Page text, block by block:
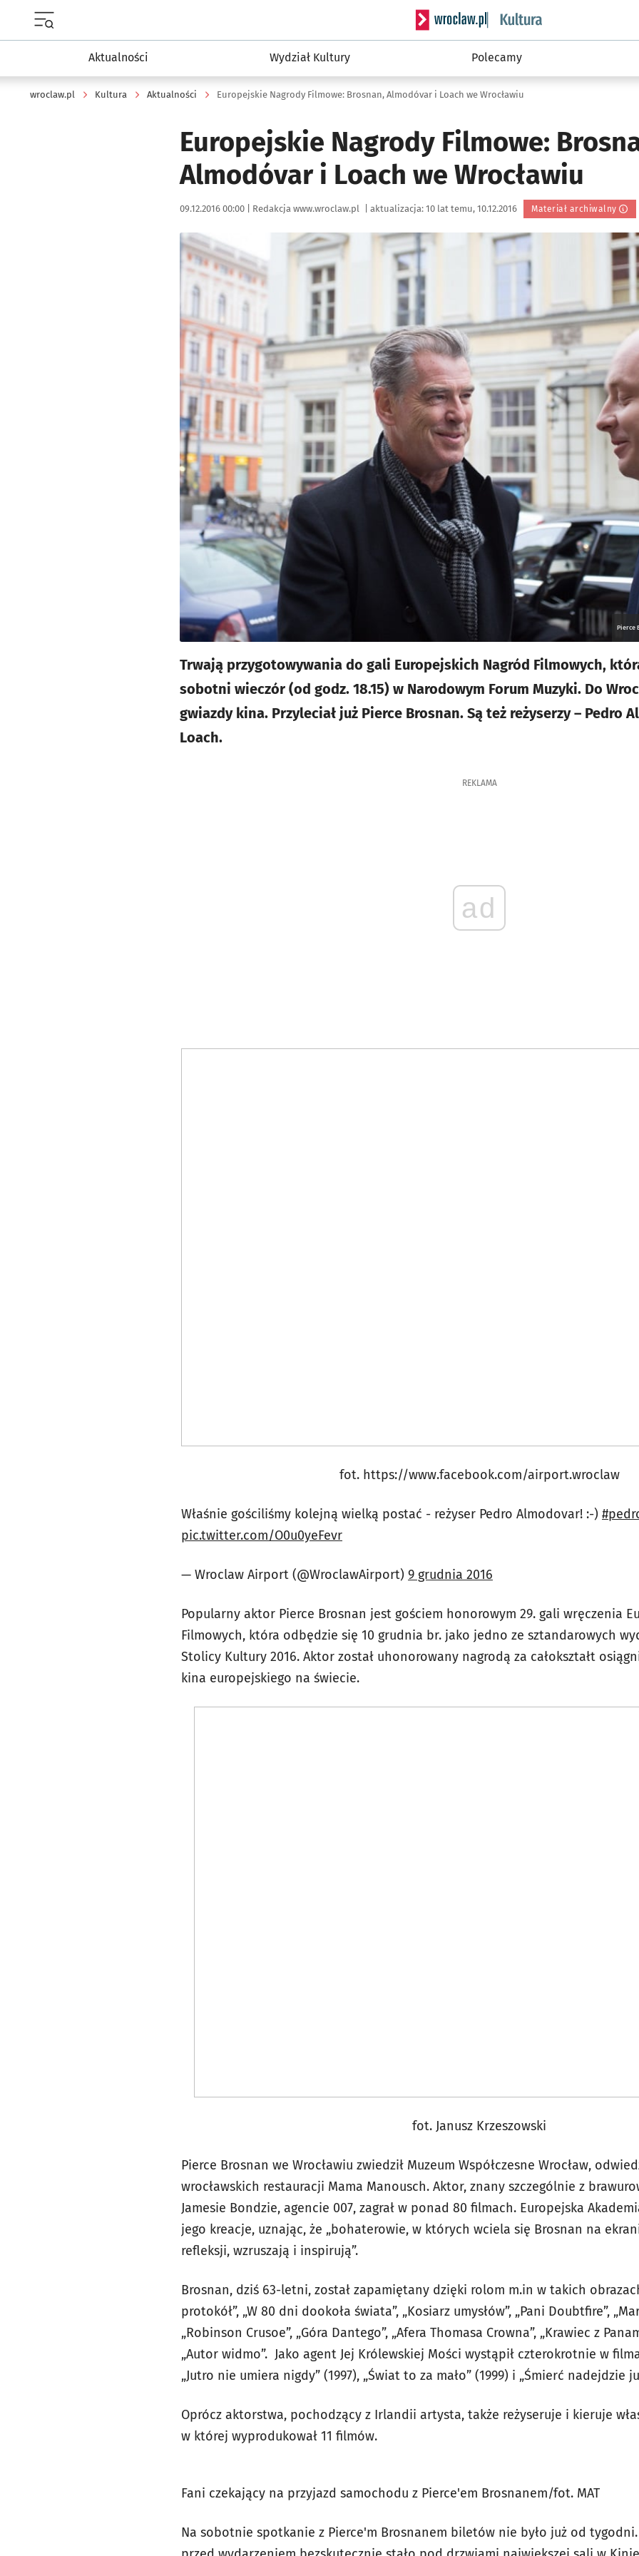
Serwis informacyjny wroclaw.pl podserwis:
Aktualności Wydział Kultury Polecamy
wroclaw.pl Kultura Aktualności Europejskie Nagrody Filmowe: Brosnan, Almodóvar i Loach we Wrocławiu
Europejskie Nagrody Filmowe:
Almodóvar i Loach we Wrocławiu
Data publikacji:
09.12.2016 00:00 | Autor:
Redakcja www.wroclaw.pl aktualizacja: 10 lat temu, 10.12.2016 Materiał archiwalny
Kliknij, aby powiększyć
Pierce
Trwają przygotowywania do gali Europejskich Nagród Filmowych,
sobotni wieczór (od godz. 18.15) w Narodowym Forum Muzyki. Do
gwiazdy kina. Przyleciał już Pierce Brosnan. Są też reżyserzy – Pedro
Loach.
REKLAMA
ad
fot. https://www.facebook.com/airport.wroclaw
Właśnie gościliśmy kolejną wielką postać - reżyser Pedro Almodovar! :-)
pic.twitter.com/O0u0yeFevr
— Wroclaw Airport (@WroclawAirport) 9 grudnia 2016
Popularny aktor Pierce Brosnan jest gościem honorowym 29. gali wręczenia
Filmowych, która odbędzie się 10 grudnia br. jako jedno ze sztandarowych
Stolicy Kultury 2016. Aktor został uhonorowany nagrodą za całokształt
kina europejskiego na świecie.
fot. Janusz Krzeszowski
Pierce Brosnan we Wrocławiu zwiedził Muzeum Współczesne Wrocław,
wrocławskich restauracji Mama Manousch. Aktor, znany szczególnie z
Jamesie Bondzie, agencie 007, zagrał w ponad 80 filmach. Europejska
jego kreacje, uznając, że „bohaterowie, w których wciela się Brosnan na
refleksji, wzruszają i inspirują”.
Brosnan, dziś 63-letni, został zapamiętany dzięki rolom m.in w takich
protokół”, „W 80 dni dookoła świata”, „Kosiarz umysłów”, „Pani Doubtfire”,
„Robinson Crusoe”, „Góra Dantego”, „Afera Thomasa Crowna”, „Krawiec z
„Autor widmo”. Jako agent Jej Królewskiej Mości wystąpił czterokrotnie w
„Jutro nie umiera nigdy” (1997), „Świat to za mało” (1999) i „Śmierć nadejdzie
Oprócz aktorstwa, pochodzący z Irlandii artysta, także reżyseruje i kieruje
w której wyprodukował 11 filmów.
Fani czekający na przyjazd samochodu z Pierce'em Brosnanem/fot. MAT
Na sobotnie spotkanie z Pierce'm Brosnanem biletów nie było już od